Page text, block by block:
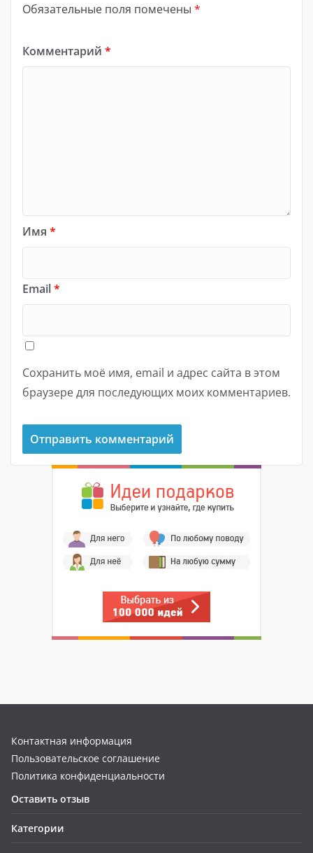
Обязательные поля помечены *
Комментарий *
Имя *
Email*
Сохранить моё имя, email и адрес сайта в этом
браузере для последующих моих комментариев.
Контактная информация
Пользовательское соглашение
Политика конфиденциальности
Оставить отзыв
Категории